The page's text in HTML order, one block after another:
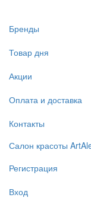
Бренды
Товар дня
Акции
Оплата и доставка
Контакты
Салон красоты
Регистрация
Вход